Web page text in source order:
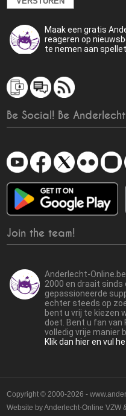
Maak een gratis
reageren op
te nemen aan
Be Social! Be
Join the team!
Anderlecht-
2000 en draait sinds
gepassioneerde
echter steeds op
bent u vrij te kiezen
doet. Bent u fan van
volledig vrije manier
Klik dan hier en vul
Copyright © 2000-2026 -
Website byAnderlecht-Online VZW